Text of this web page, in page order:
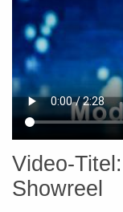
Video-
Showreel